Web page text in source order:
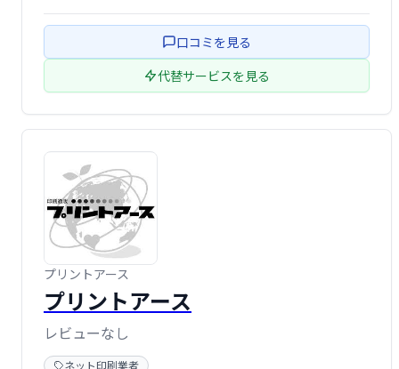
口コミを見る
代替サービスを見る
プリントアース
プリントアース
レビューなし
ネット印刷業者